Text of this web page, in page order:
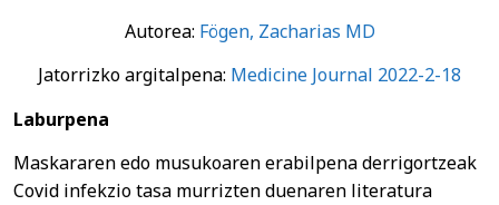
Autorea: Fögen, Zacharias MD
Jatorrizko argitalpena: Medicine Journal 2022-2-18
Laburpena
Maskararen edo musukoaren erabilpena derrigortzeak
Covid infekzio tasa murrizten duenaren literatura